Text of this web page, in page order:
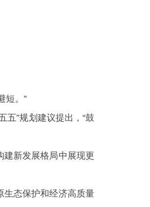
短。”
五”规划建议提出，“鼓
建新发展格局中展现更
生态保护和经济高质量